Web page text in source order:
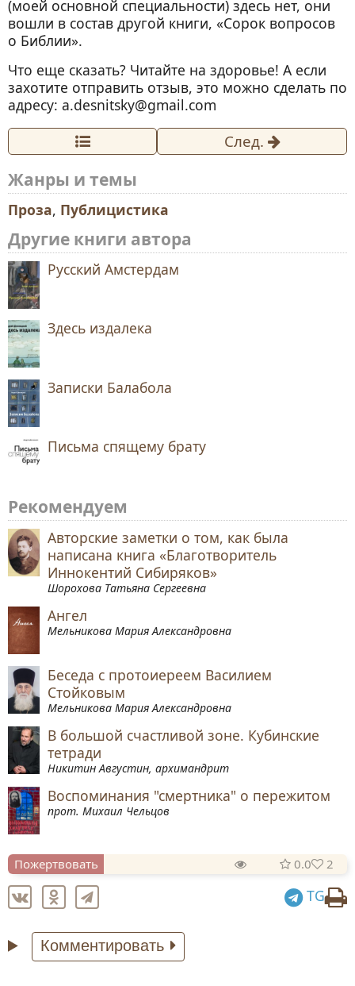
бюрократии
39. Хотим ли мы жить в правовом
государстве?
40. Право на смерть?
41. О спорт, ты…
42. С Уильямса хватит?
43. Век праздности и уныния в одном
флаконе
44. Два языка в одной Латвии
45. Другие мальчишки
46. Нет власти не от Бога!
48. Чего мы искали на болоте
49. Народ как подросток
50. Россия с Путиным
51. Услышьте нас!
52. Кощунство в светском государстве?
53. Единственная Гражданская?
54. Фальшивое средневековье
55. МакДак на Малой Бронной, Старбакс
56. Книга и Личность
57. Храмовое благочестие
58. Три библейских трапезы
59. Учитель Израилев
60. Златоустый Святитель
61. Святые филологи
62. Христианские утопии и
государственное строительство
63. Кто избирает парламент?
64. Уроки черногорского
65. Уроки нашего евроремонта
66. Про(то)колы модернистских мудрецов
67. Десятилетие потерянных
68. И что же такое сергианство?
69. Жара в эпоху раскола
70. Так было ли возрождение?
(моей основной специальности) здесь нет, они
вошли в состав другой книги, «Сорок вопросов
о Библии».
Что еще сказать? Читайте на здоровье! А если
захотите отправить отзыв, это можно сделать по
адресу: a.desnitsky@gmail.com
След.
Жанры и темы
Проза, Публицистика
Другие книги автора
Русский Амстердам
Здесь издалека
Записки Балабола
Письма спящему брату
Рекомендуем
Авторские заметки о том, как была
написана книга «Благотворитель
Иннокентий Сибиряков»
Шорохова Татьяна Сергеевна
Ангел
Мельникова Мария Александровна
Беседа с протоиереем Василием
Стойковым
Мельникова Мария Александровна
В большой счастливой зоне. Кубинские
тетради
Никитин Августин, архимандрит
Воспоминания "смертника" о пережитом
прот. Михаил Чельцов
Пожертвовать 0.0 2
TG
Комментировать